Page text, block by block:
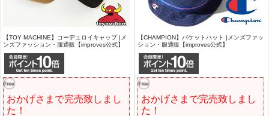
【TOY MACHINE】コーデュロイキャップ |メ
ンズファッション・服通販【improves公式】
おかげさまで完売致しまし
た！
【CHAMPION】バケットハット |メンズファッ
ション・服通販【improves公式】
おかげさまで完売致しまし
た！